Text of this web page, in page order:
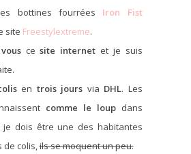
bottines fourrées Iron Fist
site Freestylextreme.
cesite internet et je suis
en trois jours via DHL. Les
comme le loupdans
je dois être une des habitantes
de colis,ils se moquent un peu.